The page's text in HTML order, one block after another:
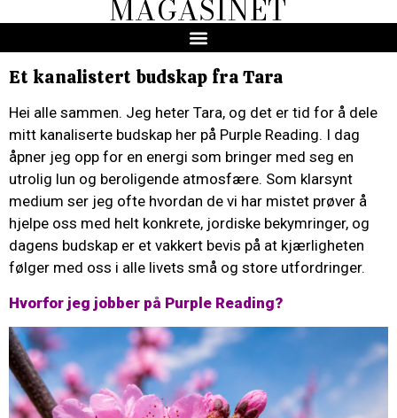
MAGASINET
Et kanalistert budskap fra Tara
Hei alle sammen. Jeg heter Tara, og det er tid for å dele
mitt kanaliserte budskap her på Purple Reading. I dag
åpner jeg opp for en energi som bringer med seg en
utrolig lun og beroligende atmosfære. Som klarsynt
medium ser jeg ofte hvordan de vi har mistet prøver å
hjelpe oss med helt konkrete, jordiske bekymringer, og
dagens budskap er et vakkert bevis på at kjærligheten
følger med oss i alle livets små og store utfordringer.
Hvorfor jeg jobber på Purple Reading?